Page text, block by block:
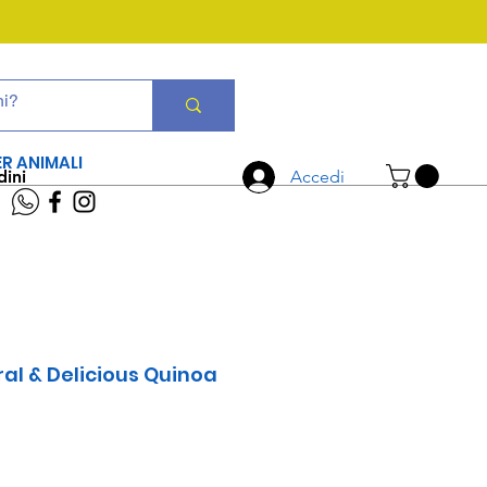
Accedi
ANIMALI
& Delicious Quinoa